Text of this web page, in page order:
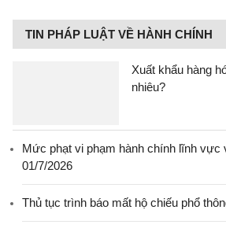
TIN PHÁP LUẬT VỀ HÀNH CHÍNH
Xuất khẩu hàng
nhiêu?
Mức phạt vi phạm hành chính lĩnh vực
01/7/2026
Thủ tục trình báo mất hộ chiếu phổ